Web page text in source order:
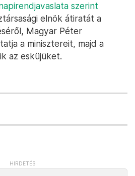
szerint
elnök átiratát a
Magyar Péter
a minisztereit, majd a
az esküjüket.